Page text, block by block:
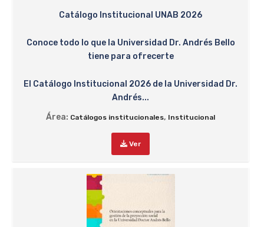
Catálogo Institucional UNAB 2026
Conoce todo lo que la Universidad Dr. Andrés Bello
tiene para ofrecerte
El Catálogo Institucional 2026 de la Universidad Dr.
Andrés...
Área: Catálogos institucionales, Institucional
Ver